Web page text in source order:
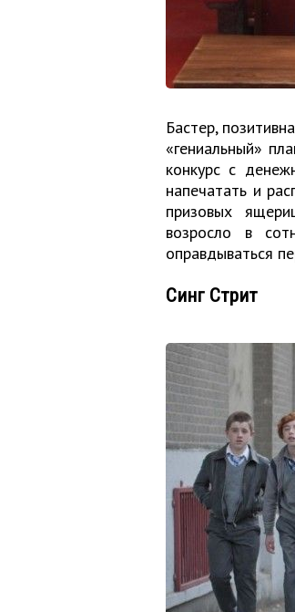
Бастер,
«гениальный»
конкурс с
напечатать и
призовых
возросло в
оправдываться
Синг Стрит